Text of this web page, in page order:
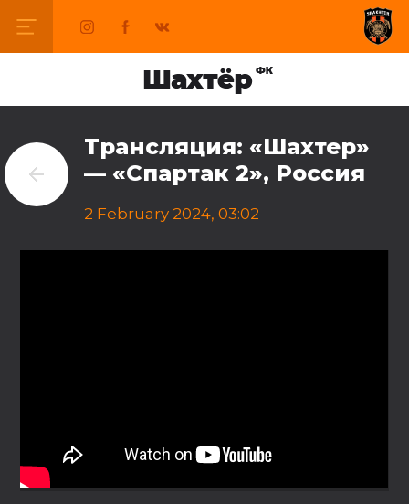
Трансляция: «Шахтер»
— «Спартак 2», Россия
2 February 2024, 03:02